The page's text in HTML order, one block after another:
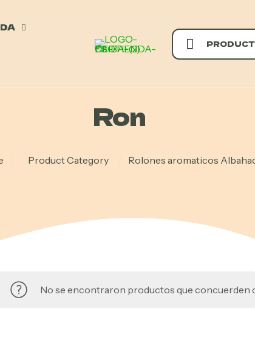
Ron
Product Category Rolones aromaticos
No se encontraron productos que concuerden